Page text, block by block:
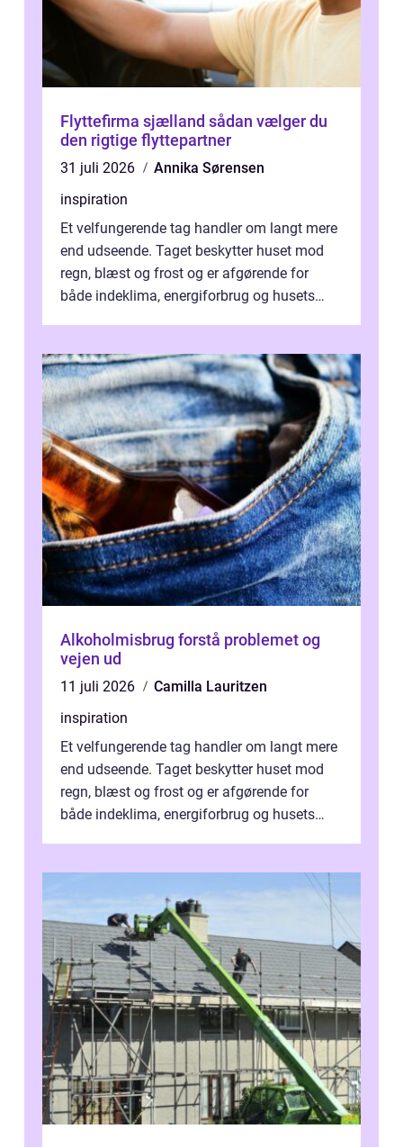
Flyttefirma sjælland sådan vælger du
den rigtige flyttepartner
31 juli 2026
Annika Sørensen
inspiration
Et velfungerende tag handler om langt mere
end udseende. Taget beskytter huset mod
regn, blæst og frost og er afgørende for
både indeklima, energiforbrug og husets
Alkoholmisbrug forstå problemet og
vejen ud
11 juli 2026
Camilla Lauritzen
inspiration
Et velfungerende tag handler om langt mere
end udseende. Taget beskytter huset mod
regn, blæst og frost og er afgørende for
både indeklima, energiforbrug og husets